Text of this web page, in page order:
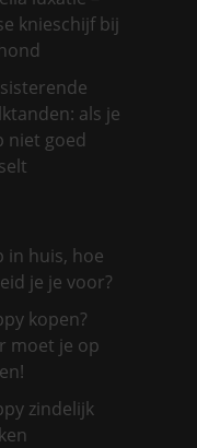
knieschijf bij
als je
niet goed
in huis, hoe
je je voor?
kopen?
moet je op
zindelijk